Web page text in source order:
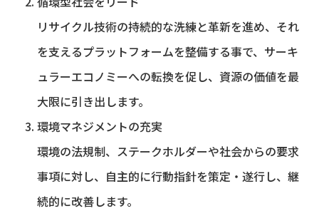
リサイクル技術の持続的な洗練と革新を進め、それ
を支えるプラットフォームを整備する事で、サーキ
ュラーエコノミーへの転換を促し、資源の価値を最
大限に引き出します。
環境マネジメントの充実
環境の法規制、ステークホルダーや社会からの要求
事項に対し、自主的に行動指針を策定・遂行し、継
続的に改善します。